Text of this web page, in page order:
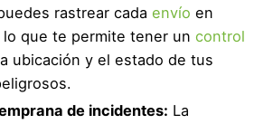
rastrear cada envío en
que te permite tener un control
ubicación y el estado de tus
de incidentes: La